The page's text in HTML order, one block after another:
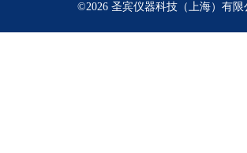
©2026 圣宾仪器科技（上海）有